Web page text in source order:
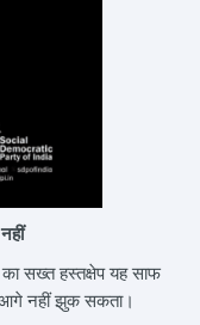
सख्त हस्तक्षेप यह साफ
आगे नहीं झुक सकता।